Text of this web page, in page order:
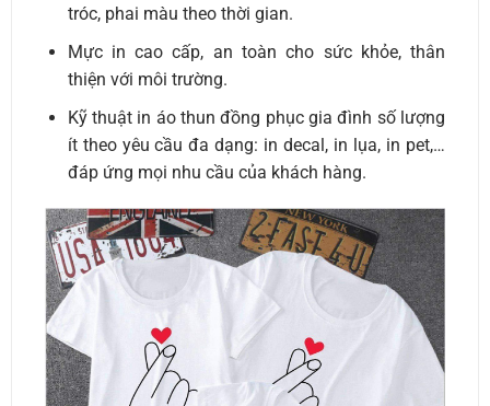
tróc, phai màu theo thời gian.
Mực in cao cấp, an toàn cho sức khỏe, thân
thiện với môi trường.
Kỹ thuật in áo thun đồng phục gia đình số lượng
ít theo yêu cầu đa dạng: in decal, in lụa, in pet,…
đáp ứng mọi nhu cầu của khách hàng.